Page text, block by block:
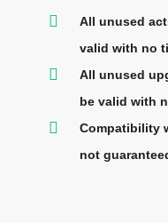
All unused
valid with no
All unused
be valid with
Compatibility
not